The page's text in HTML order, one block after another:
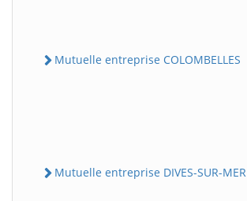
Mutuelle entreprise COLOMBELLES
Mutuelle entreprise DIVES-SUR-MER